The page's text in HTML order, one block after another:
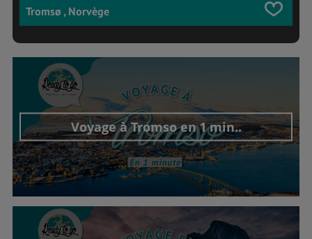
Tromsø , Norvège
Voyage à Tromso en 1 min..
Découvrir cet interview